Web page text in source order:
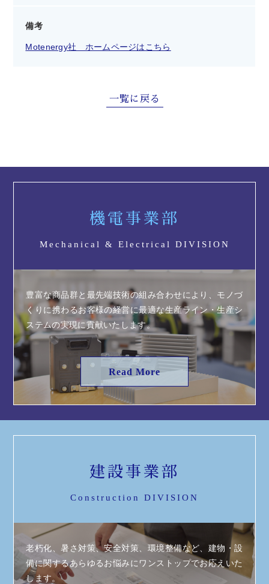
備考
Motenergy社 ホームページはこちら
一覧に戻る
機電事業部
Mechanical & Electrical DIVISION
豊富な商品群と最先端技術の組み合わせにより、モノづ
くりに携わるお客様の経営に最適な生産ライン・生産シ
ステムの実現に貢献いたします。
Read More
建設事業部
Construction DIVISION
老朽化、暑さ対策、安全対策、環境整備など、建物・設
備に関するあらゆるお悩みにワンストップでお応えいた
します。